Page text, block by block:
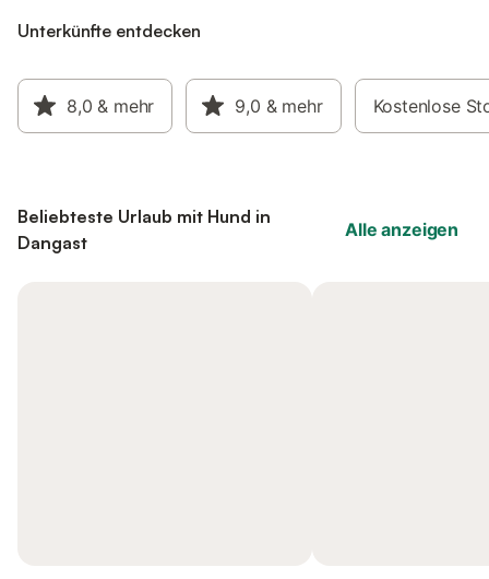
Unterkünfte entdecken
8,0 & mehr 9,0 & mehr Kostenlose
Beliebteste Urlaub mit Hund in
Dangast
Alle anzeigen